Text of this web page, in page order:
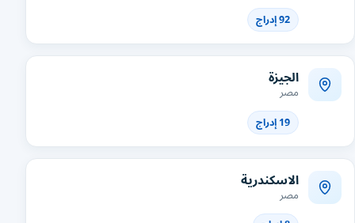
92 إدراج
الجيزة
مصر
19 إدراج
الاسكندرية
مصر